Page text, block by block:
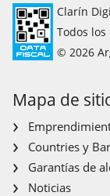
Clarín
Todos
© 2026
Mapa de
Countries y
Garantías de
Noticias